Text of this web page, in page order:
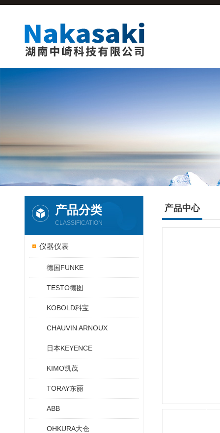
产品分类
CLASSIFICATION
仪器仪表
德国FUNKE
TESTO德图
KOBOLD科宝
CHAUVIN ARNOUX
日本KEYENCE
KIMO凯茂
TORAY东丽
ABB
OHKURA大仓
产品中心